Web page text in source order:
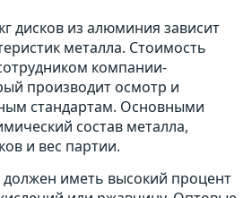
дисков из алюминия зависит
металла. Стоимость
компании-
производит осмотр и
стандартам. Основными
состав металла,
и вес партии.
иметь высокий процент